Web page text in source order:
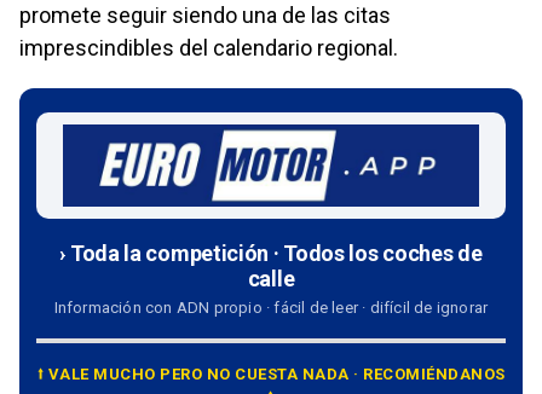
promete seguir siendo una de las citas
imprescindibles del calendario regional.
› Toda la competición · Todos los coches de
calle
Información con ADN propio · fácil de leer · difícil de ignorar
⭡ VALE MUCHO PERO NO CUESTA NADA · RECOMIÉNDANOS